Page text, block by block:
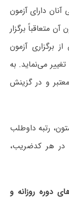
دارای آزمون
متعاقباً برگزار
برگزاری آزمون
می‌نماید. به
و در گزینش
رتبه داوطلب
در هر کدضریب،
دوره روزانه و